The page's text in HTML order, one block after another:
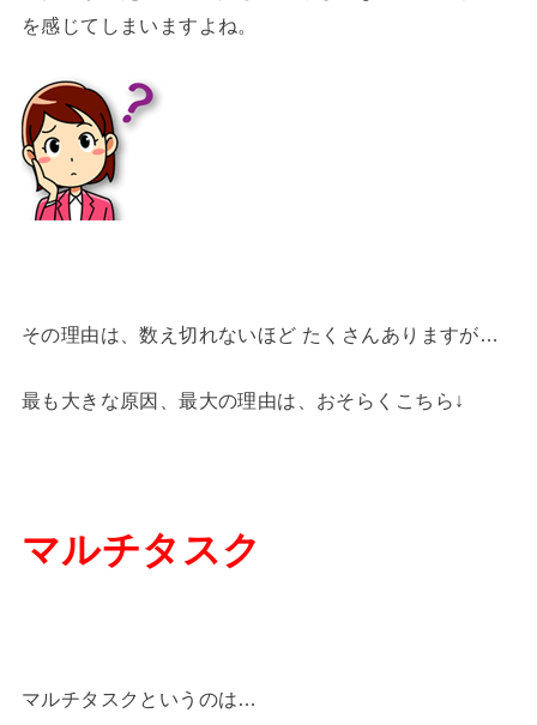
を感じてしまいますよね。
その理由は、数え切れないほど たくさんありますが…
最も大きな原因、最大の理由は、おそらくこちら↓
マルチタスク
マルチタスクというのは…